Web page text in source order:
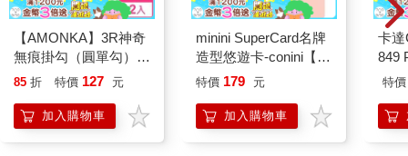
【AMONKA】3R神奇
無痕掛勾（圓單勾）
（蕾絲點點－奶油）2
85 折 特價 127 元
加入購物車
minini SuperCard名牌
造型悠遊卡-conini【受
託代銷】
特價 179 元
加入購物車
卡
849
特價